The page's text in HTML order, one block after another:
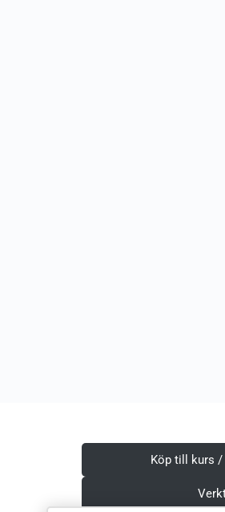
Köp till kurs